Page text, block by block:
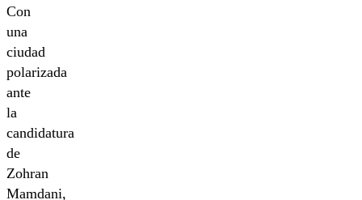
Con
una
ciudad
polarizada
ante
la
candidatura
de
Zohran
Mamdani,